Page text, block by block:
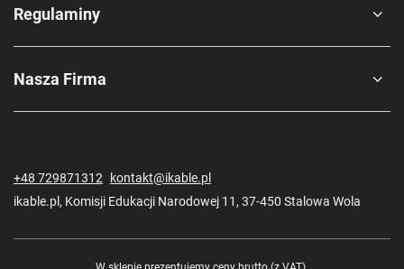
Regulaminy
Nasza Firma
+48 729871312
kontakt@ikable.pl
ikable.pl , Komisji Edukacji Narodowej 11 , 37-450 Stalowa Wola